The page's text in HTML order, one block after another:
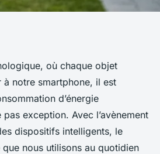
votre
suivre votre
d'énergie
où chaque objet
à notre smartphone, il est
d’énergie
exception. Avec l’avènement
dispositifs intelligents, le
que nous utilisons au quotidien